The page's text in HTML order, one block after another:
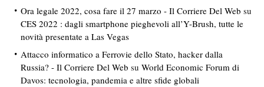
Ora legale 2022, cosa fare il 27 marzo - Il Corriere Del Web su
CES 2022 : dagli smartphone pieghevoli all’Y-Brush, tutte le
novità presentate a Las Vegas
Attacco informatico a Ferrovie dello Stato, hacker dalla
Russia? - Il Corriere Del Web su World Economic Forum di
Davos: tecnologia, pandemia e altre sfide globali